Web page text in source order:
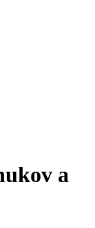
a